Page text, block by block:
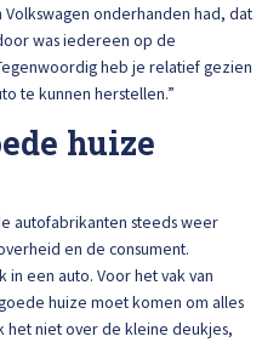
onderhanden had, dat
was iedereen op de
heb je relatief gezien
te kunnen herstellen.”
huize
autofabrikanten steeds weer
en de consument.
een auto. Voor het vak van
huize moet komen om alles
het niet over de kleine deukjes,